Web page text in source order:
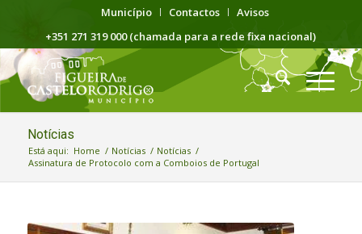
Município Contactos
Avisos
+351 271 319 000 (chamada para a rede fixa nacional)
Notícias
Está aqui: Home / Notícias / Notícias /
Assinatura de Protocolo com a Comboios de Portugal